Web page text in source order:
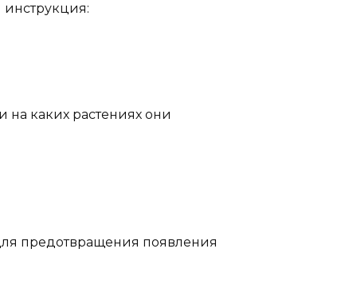
инструкция:
на каких растениях они
предотвращения появления